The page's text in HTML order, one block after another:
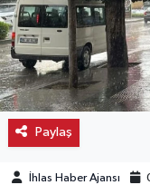
Paylaş
İhlas Haber Ajansı
Laçin
Mecitözü
Oğuzlar
Ortaköy